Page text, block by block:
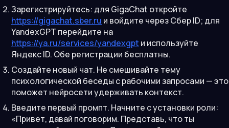
Зарегистрируйтесь: для GigaChat откройте
https://gigachat.sber.ru и войдите через Сбер ID; для
YandexGPT перейдите на
https://ya.ru/services/yandexgpt и используйте
Яндекс ID. Обе регистрации бесплатны.
Создайте новый чат. Не смешивайте тему
психологической беседы с рабочими запросами — это
поможет нейросети удерживать контекст.
Введите первый промпт. Начните с установки роли:
«Привет, давай поговорим. Представь, что ты